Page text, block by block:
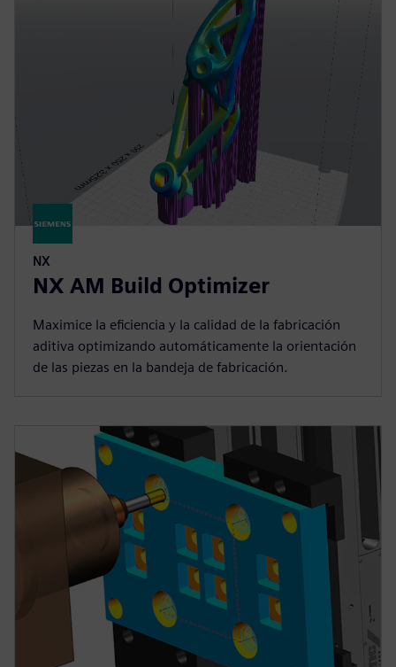
NX
NX AM Build Optimizer
Maximice la eficiencia y la calidad de la fabricación
aditiva optimizando automáticamente la orientación
de las piezas en la bandeja de fabricación.